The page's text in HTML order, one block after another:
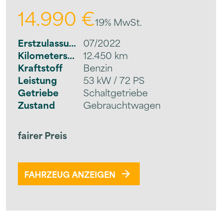
14.990 €19% MwSt.
Erstzulassung 07/2022
Kilometerstand
12.450 km
Kraftstoff
Benzin
Leistung
53 kW / 72 PS
Getriebe
Schaltgetriebe
Zustand
Gebrauchtwagen
fairer Preis
FAHRZEUG ANZEIGEN